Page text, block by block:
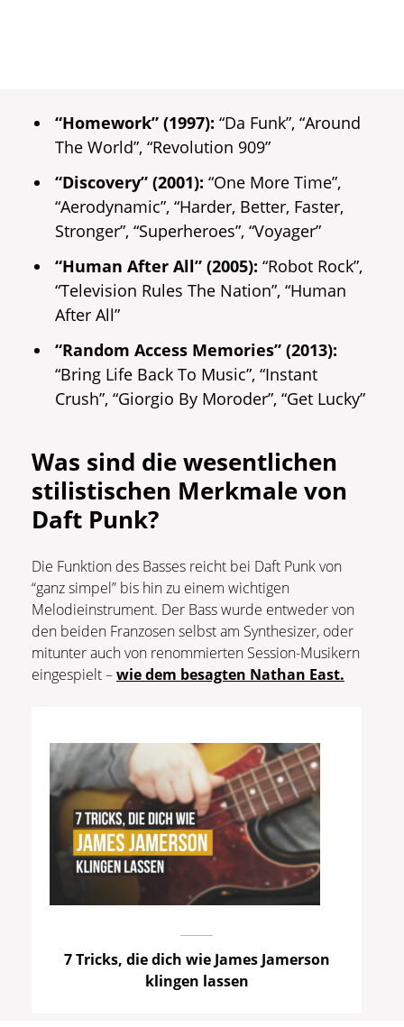
“Homework” (1997): “Da Funk”, “Around
The World”, “Revolution 909”
“Discovery” (2001): “One More Time”,
“Aerodynamic”, “Harder, Better, Faster,
Stronger”, “Superheroes”, “Voyager”
“Human After All” (2005): “Robot Rock”,
“Television Rules The Nation”, “Human
After All”
“Random Access Memories” (2013):
“Bring Life Back To Music”, “Instant
Crush”, “Giorgio By Moroder”, “Get Lucky”
Was sind die wesentlichen
stilistischen Merkmale von
Daft Punk?
Die Funktion des Basses reicht bei Daft Punk von
“ganz simpel” bis hin zu einem wichtigen
Melodieinstrument. Der Bass wurde entweder von
den beiden Franzosen selbst am Synthesizer, oder
mitunter auch von renommierten Session-Musikern
eingespielt –wie dem besagten Nathan East.
7 Tricks, die dich wie James Jamerson
klingen lassen